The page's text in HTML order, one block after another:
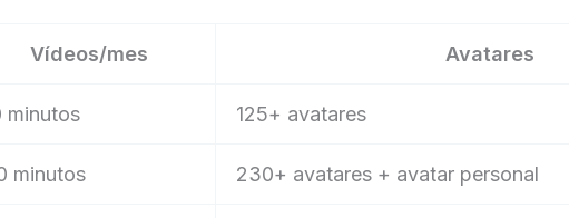
Vídeos/mes Avatares
minutos 125+ avatares
minutos 230+ avatares + avatar personal